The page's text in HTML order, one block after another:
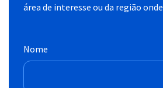
área de interesse ou da região
Nome